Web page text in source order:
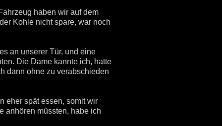
haben wir auf dem
Kohle nicht spare, war noch
an unserer Tür, und eine
Die Dame kannte ich, hatte
dann ohne zu verabschieden
eher spät essen, somit wir
anhören müssten, habe ich